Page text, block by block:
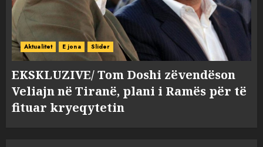
Aktualitet E jona Slider
EKSKLUZIVE/ Tom Doshi zëvendëson
Veliajn në Tiranë, plani i Ramës për të
fituar kryeqytetin